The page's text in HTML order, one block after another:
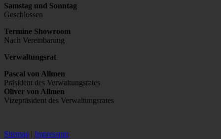
Samstag und Sonntag
Geschlossen
Termine Showroom
Nach Vereinbarung
Verwaltungsrat
Pascal von Allmen
Präsident des Verwaltungsrates
Oliver von Allmen
Vizepräsident des Verwaltungsrates
Sitemap | Impressum